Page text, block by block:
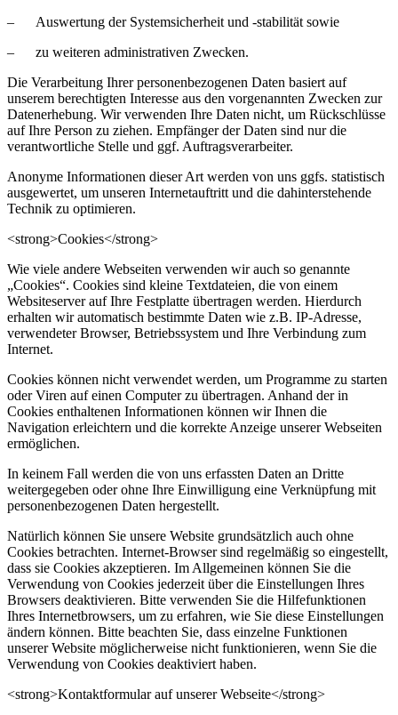
– Auswertung der Systemsicherheit und -stabilität sowie
– zu weiteren administrativen Zwecken.
Die Verarbeitung Ihrer personenbezogenen Daten basiert auf
unserem berechtigten Interesse aus den vorgenannten Zwecken zur
Datenerhebung. Wir verwenden Ihre Daten nicht, um Rückschlüsse
auf Ihre Person zu ziehen. Empfänger der Daten sind nur die
verantwortliche Stelle und ggf. Auftragsverarbeiter.
Anonyme Informationen dieser Art werden von uns ggfs. statistisch
ausgewertet, um unseren Internetauftritt und die dahinterstehende
Technik zu optimieren.
<strong>Cookies</strong>
Wie viele andere Webseiten verwenden wir auch so genannte
„Cookies“. Cookies sind kleine Textdateien, die von einem
Websiteserver auf Ihre Festplatte übertragen werden. Hierdurch
erhalten wir automatisch bestimmte Daten wie z.B. IP-Adresse,
verwendeter Browser, Betriebssystem und Ihre Verbindung zum
Internet.
Cookies können nicht verwendet werden, um Programme zu starten
oder Viren auf einen Computer zu übertragen. Anhand der in
Cookies enthaltenen Informationen können wir Ihnen die
Navigation erleichtern und die korrekte Anzeige unserer Webseiten
ermöglichen.
In keinem Fall werden die von uns erfassten Daten an Dritte
weitergegeben oder ohne Ihre Einwilligung eine Verknüpfung mit
personenbezogenen Daten hergestellt.
Natürlich können Sie unsere Website grundsätzlich auch ohne
Cookies betrachten. Internet-Browser sind regelmäßig so eingestellt,
dass sie Cookies akzeptieren. Im Allgemeinen können Sie die
Verwendung von Cookies jederzeit über die Einstellungen Ihres
Browsers deaktivieren. Bitte verwenden Sie die Hilfefunktionen
Ihres Internetbrowsers, um zu erfahren, wie Sie diese Einstellungen
ändern können. Bitte beachten Sie, dass einzelne Funktionen
unserer Website möglicherweise nicht funktionieren, wenn Sie die
Verwendung von Cookies deaktiviert haben.
<strong>Kontaktformular auf unserer Webseite</strong>